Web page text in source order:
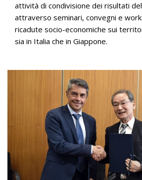
attività di condivisione dei risultati
attraverso seminari, convegni e
ricadute socio-economiche sui
sia in Italia che in Giappone.